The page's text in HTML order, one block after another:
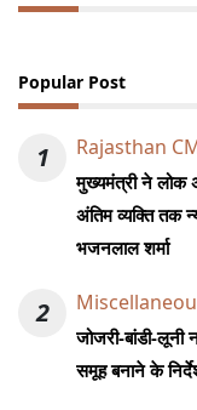
Popular Post
1 Rajasthan
मुख्यमंत्री ने लोक
अंतिम व्यक्ति तक
भजनलाल शर्मा
2
जोजरी-बांडी-लूनी
समूह बनाने के